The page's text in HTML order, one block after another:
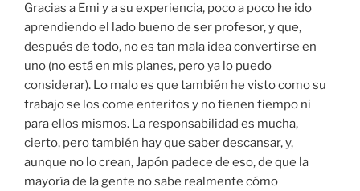
Gracias a Emi y a su experiencia, poco a poco he ido
aprendiendo el lado bueno de ser profesor, y que,
después de todo, no es tan mala idea convertirse en
uno (no está en mis planes, pero ya lo puedo
considerar). Lo malo es que también he visto como su
trabajo se los come enteritos y no tienen tiempo ni
para ellos mismos. La responsabilidad es mucha,
cierto, pero también hay que saber descansar, y,
aunque no lo crean, Japón padece de eso, de que la
mayoría de la gente no sabe realmente cómo